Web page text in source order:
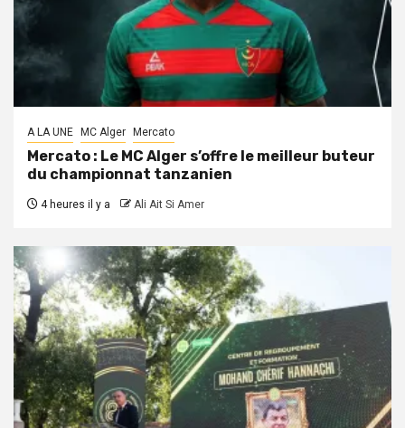
A LA UNE MC Alger Mercato
Mercato : Le MC Alger s’offre le meilleur buteur
du championnat tanzanien
4 heures il y a Ali Ait Si Amer